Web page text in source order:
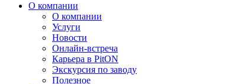
О компании
О компании
Услуги
Новости
Онлайн-встреча
Карьера в PitON
Экскурсия по заводу
Полезное